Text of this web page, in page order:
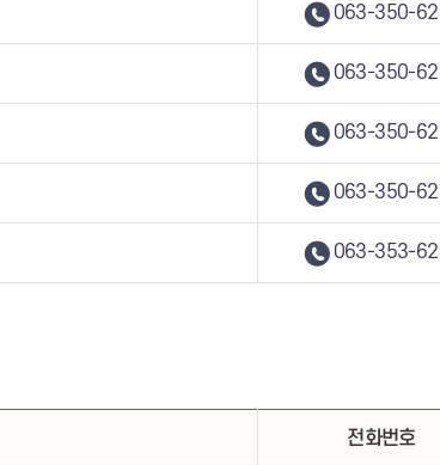
063-350-
063-350-
063-350-
063-350-
063-353-
전화번호